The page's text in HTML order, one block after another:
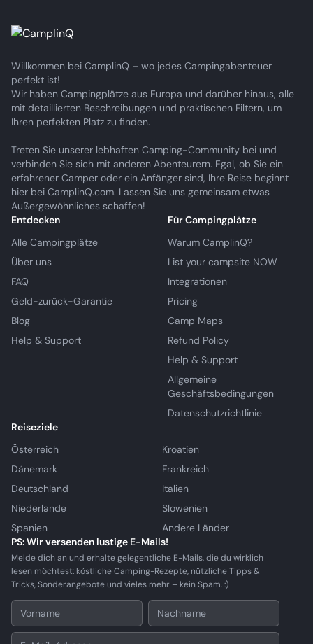
Willkommen bei CamplinQ – wo jedes Campingabenteuer
perfekt ist!
Wir haben Campingplätze aus Europa und darüber hinaus, alle
mit detaillierten Beschreibungen und praktischen Filtern, um
Ihren perfekten Platz zu finden.
Treten Sie unserer lebhaften Camping-Community bei und
verbinden Sie sich mit anderen Abenteurern. Egal, ob Sie ein
erfahrener Camper oder ein Anfänger sind, Ihre Reise beginnt
hier bei CamplinQ.com. Lassen Sie uns gemeinsam etwas
Außergewöhnliches schaffen!
Entdecken
Alle Campingplätze
Über uns
FAQ
Geld-zurück-Garantie
Blog
Help & Support
Für Campingplätze
Warum CamplinQ?
List your campsite NOW
Integrationen
Pricing
Camp Maps
Refund Policy
Help & Support
Allgemeine
Geschäftsbedingungen
Datenschutzrichtlinie
Reiseziele
Österreich
Kroatien
Dänemark
Frankreich
Deutschland
Italien
Niederlande
Slowenien
Spanien
Andere Länder
PS: Wir versenden lustige E-Mails!
Melde dich an und erhalte gelegentliche E-Mails, die du wirklich
lesen möchtest: köstliche Camping-Rezepte, nützliche Tipps &
Tricks, Sonderangebote und vieles mehr – kein Spam. :)